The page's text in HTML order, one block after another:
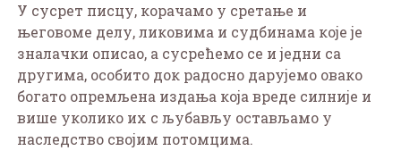
У сусрет писцу, корачамо у сретање и
његовоме делу, ликовима и судбинама које је
зналачки описао, а сусрећемо се и једни са
другима, особито док радосно дарујемо овако
богато опремљена издања која вреде силније и
више уколико их с љубављу остављамо у
наследство својим потомцима.